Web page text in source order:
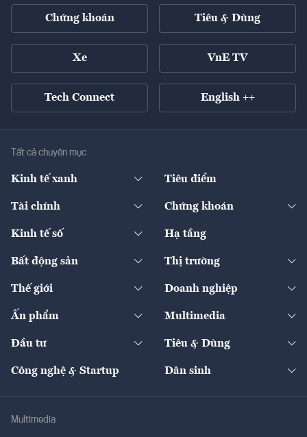
Chứng khoán Tiêu & Dùng
Xe VnE TV
Tech Connect English ++
Tất cả chuyên mục
Kinh tế xanh
Diễn đàn
Tiêu điểm
Tài chính
Ngân hàng
Bảo hiểm
Chứng khoán
Doanh nghiệp niêm yết
Khung pháp lý
Kinh tế số
Sản phẩm - Thị trường
Start-up
Quản trị số
Hạ tầng
Bất động sản
Chính sách
Tư vấn
Thị trường
Thị trường
Nông sản
Thế giới
Kinh tế
Doanh nghiệp
Ấn phẩm
The Guide
Multimedia
Đầu tư Tiêu & Dùng
Công nghệ & Startup Dân sinh
Multimedia